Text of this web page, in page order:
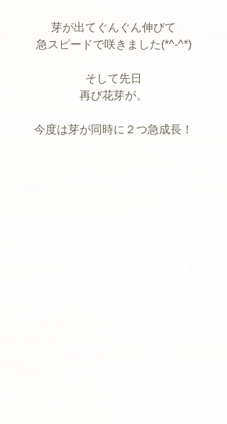
芽が出てぐんぐん伸びて
急スピードで咲きました(*^-^*)
そして先日
再び花芽が。
今度は芽が同時に２つ急成長！